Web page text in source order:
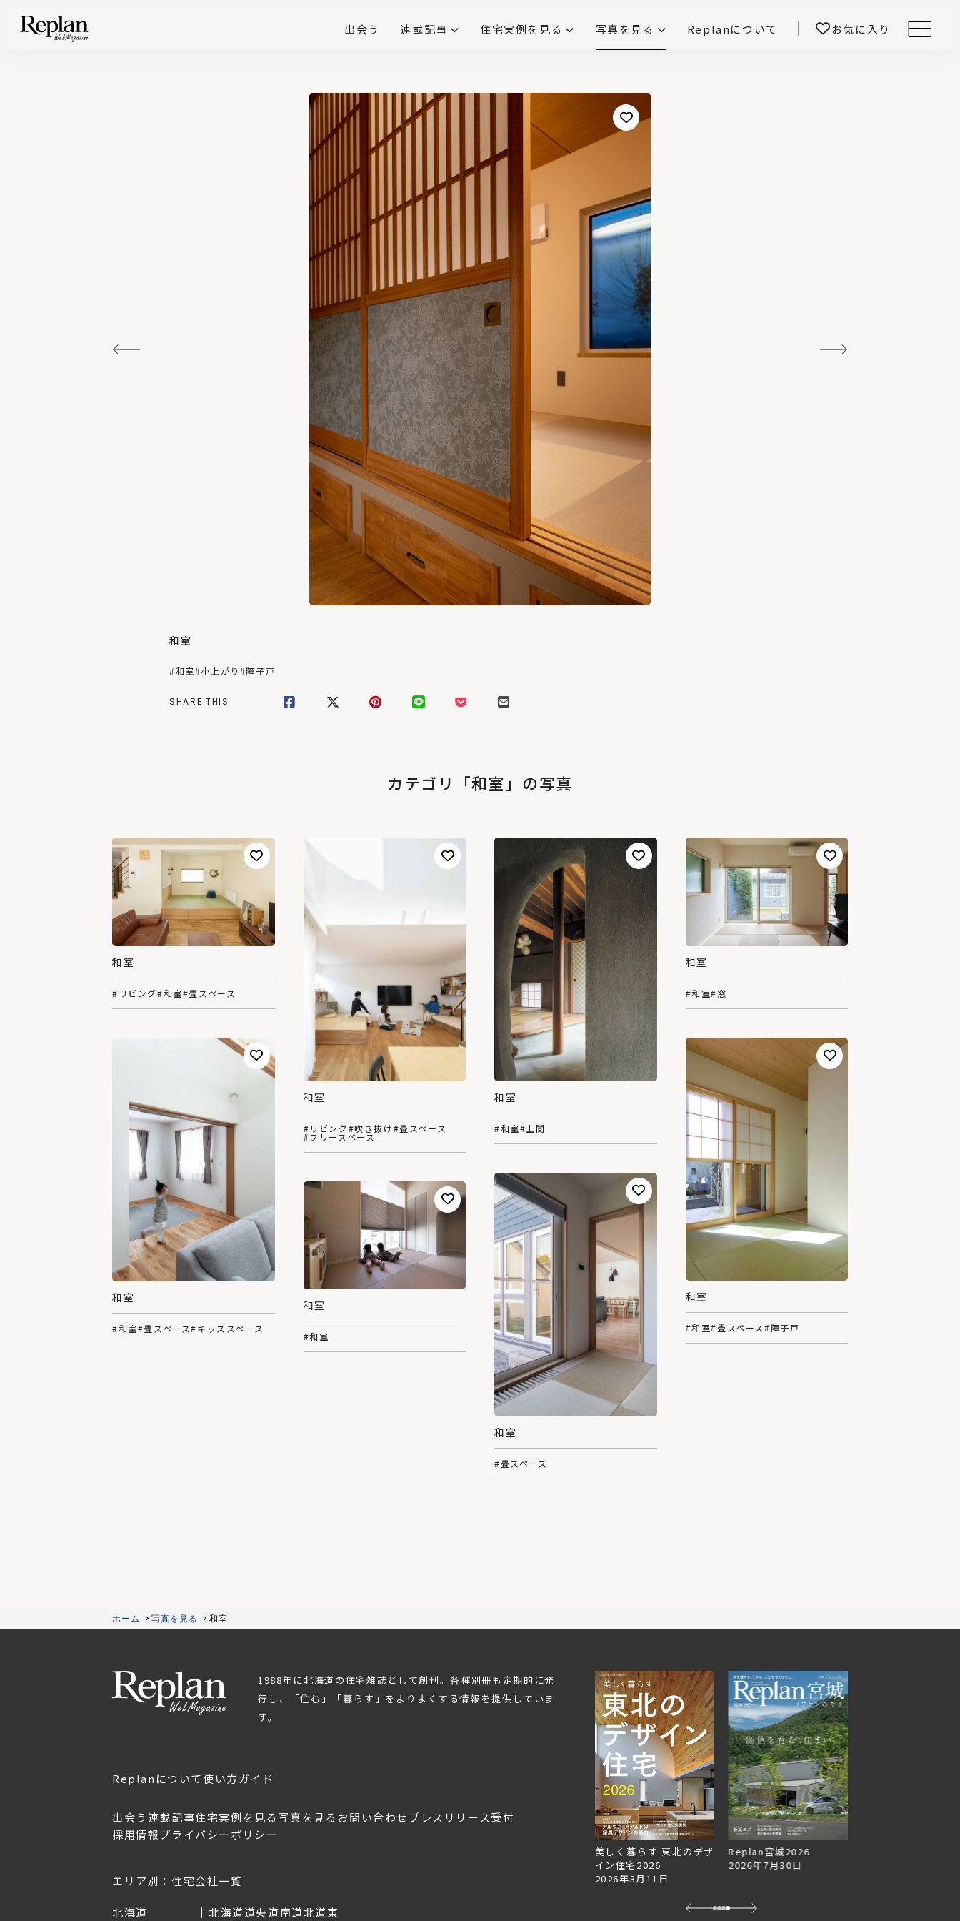
出会う 連載記事 住宅実例を見る 写真を見る Replanについて お気に入り
和室
#和室#小上がり #障子戸
SHARE THIS
カテゴリ「和室」の写真
和室
#リビング#和室#畳スペース
和室
#リビング#吹き抜け#畳スペース
#フリースペース
和室
#和室#土間
和室
#和室#窓
和室
#和室#畳スペース #障子戸
和室
#和室#畳スペース#キッズスペース
和室
#畳スペース
和室
#和室
ホーム 写真を見る 和室
1988年に北海道の住宅雑誌として創刊。各種別冊も定期的に発
行し、「住む」「暮らす」をよりよくする情報を提供していま
す。
Replanについて使い方ガイド
出会う 連載記事住宅実例を見る写真を見る お問い合わせ プレスリリース受付
採用情報プライバシーポリシー
エリア別：住宅会社一覧
北海道 北海道道央道南道北道東
2026年3月11日
美しく暮らす 東北のデザ
イン住宅2026
2026年3月11日
Replan宮城2026
2026年7月30日